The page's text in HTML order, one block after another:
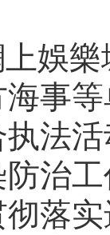
娛
事
法
治
落